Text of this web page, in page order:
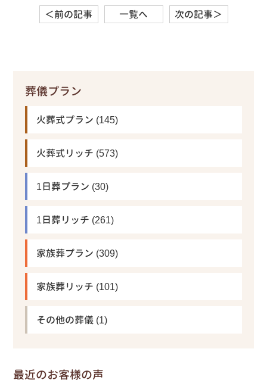
＜前の記事 一覧へ 次の記事＞
葬儀プラン
火葬式プラン (145)
火葬式リッチ (573)
1日葬プラン (30)
1日葬リッチ (261)
家族葬プラン (309)
家族葬リッチ (101)
その他の葬儀 (1)
最近のお客様の声